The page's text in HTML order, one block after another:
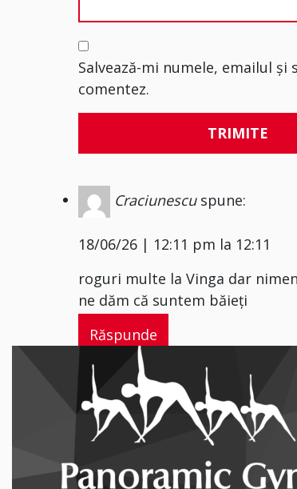
Salvează-mi numele, emailul
comentez.
Craciunescu spune:
18/06/26 | 12:11 pm la 12:11
roguri multe la Vinga dar
ne dăm că suntem băieți
Răspunde